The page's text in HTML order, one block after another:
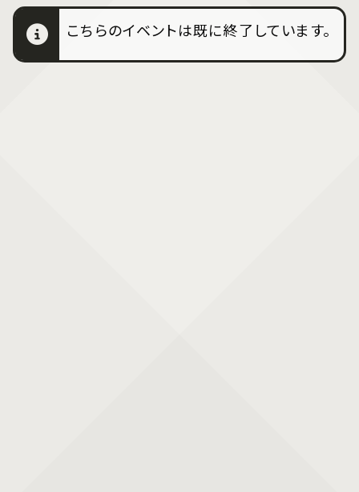
こちらのイベントは既に終了しています。